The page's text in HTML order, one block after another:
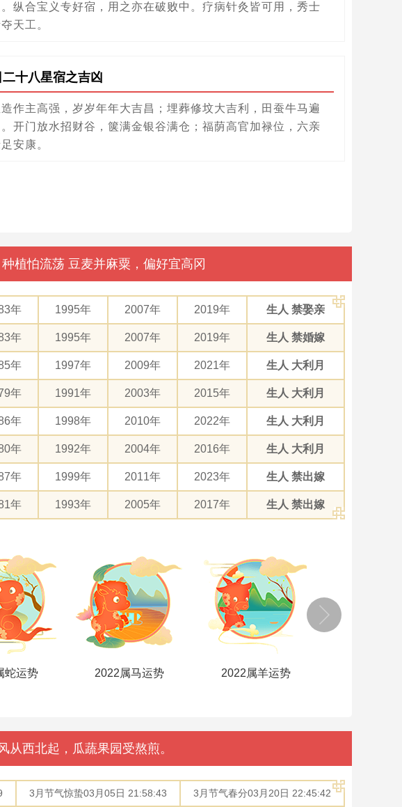
纵合宝义专好宿，用之亦在破败中。疗病针灸皆可用，秀士
天工。
十八星宿之吉凶
作主高强，岁岁年年大吉昌；埋葬修坟大吉利，田蚕牛马遍
开门放水招财谷，箧满金银谷满仓；福荫高官加禄位，六亲
安康。
植怕流荡 豆麦并麻粟，偏好宜高冈
年 1995年 2007年 2019年 生人 禁娶亲
年 1995年 2007年 2019年 生人 禁婚嫁
年 1997年 2009年 2021年 生人 大利月
年 1991年 2003年 2015年 生人 大利月
年 1998年 2010年 2022年 生人 大利月
年 1992年 2004年 2016年 生人 大利月
年 1999年 2011年 2023年 生人 禁出嫁
年 1993年 2005年 2017年 生人 禁出嫁
马运势 2022属羊运势 2022属猴运势
西北起，瓜蔬果园受熬煎。
3月节气惊蛰03月05日 21:58:43 3月节气春分03月20日 22:45:42